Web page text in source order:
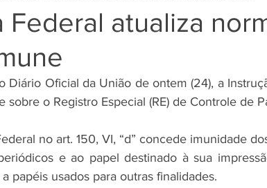
Federal atualiza
Diário Oficial da União de ontem (24), a
sobre o Registro Especial (RE) de Controle de
no art. 150, VI, “d” concede imunidade
e ao papel destinado à sua
papéis usados para outras finalidades.